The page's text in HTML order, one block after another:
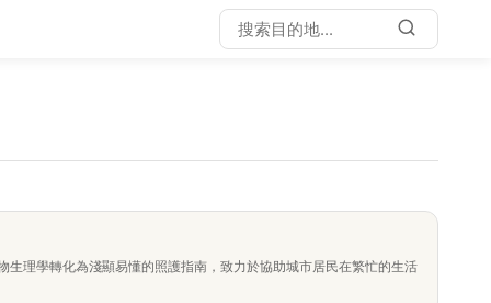
理學轉化為淺顯易懂的照護指南，致力於協助城市居民在繁忙的生活